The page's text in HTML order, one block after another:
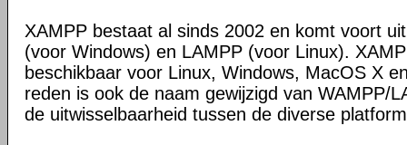
XAMPP bestaat al sinds 2002 en komt voort
(voor Windows) en LAMPP (voor Linux).
beschikbaar voor Linux, Windows, MacOS X
reden is ook de naam gewijzigd van WAMPP/
de uitwisselbaarheid tussen de diverse